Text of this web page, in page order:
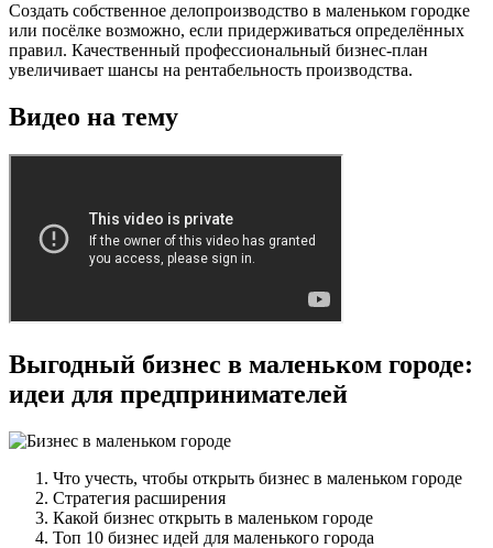
Создать собственное делопроизводство в маленьком городке
или посёлке возможно, если придерживаться определённых
правил. Качественный профессиональный бизнес-план
увеличивает шансы на рентабельность производства.
Видео на тему
Выгодный бизнес в маленьком городе:
идеи для предпринимателей
Что учесть, чтобы открыть бизнес в маленьком городе
Стратегия расширения
Какой бизнес открыть в маленьком городе
Топ 10 бизнес идей для маленького города